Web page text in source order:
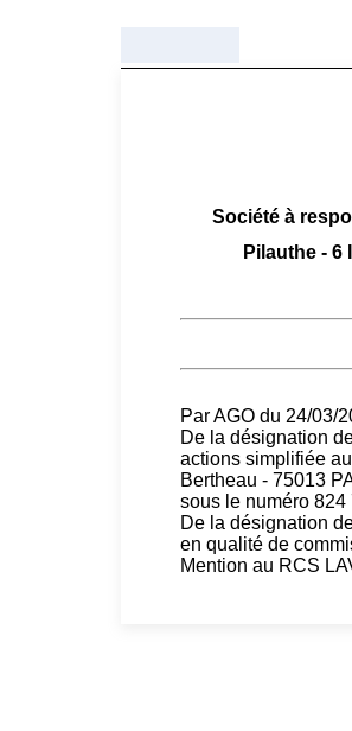
Société à
Pilauthe - 6
Par AGO du 24/03/
De la désignation
actions simplifiée
Bertheau - 75013
sous le numéro 824
De la désignation
en qualité de
Mention au RCS